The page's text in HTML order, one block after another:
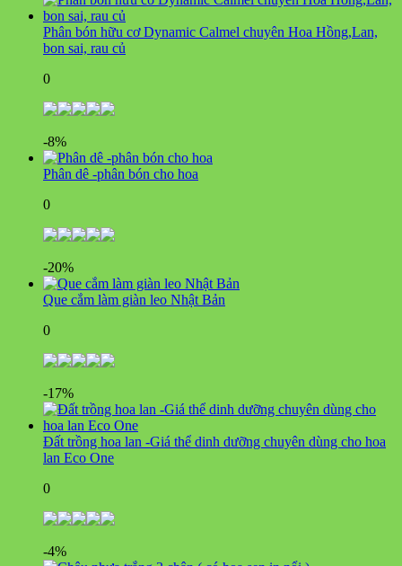
Phân bón hữu cơ Dynamic Calmel chuyên Hoa Hồng,Lan,
bon sai, rau củ
0
-8%
Phân dê -phân bón cho hoa
0
-20%
Que cắm làm giàn leo Nhật Bản
0
-17%
Đất trồng hoa lan -Giá thể dinh dưỡng chuyên dùng cho hoa
lan Eco One
0
-4%